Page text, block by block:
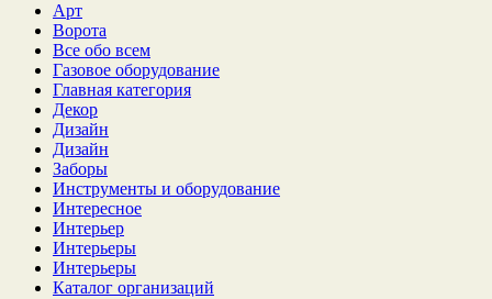
Арт
Ворота
Все обо всем
Газовое оборудование
Главная категория
Декор
Дизайн
Дизайн
Заборы
Инструменты и оборудование
Интересное
Интерьер
Интерьеры
Интерьеры
Каталог организаций